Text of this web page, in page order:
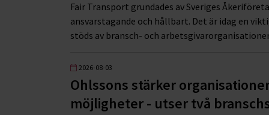
Fair Transport grundades av Sveriges
ansvarstagande och hållbart. Det är idag en
stöds av bransch- och
2026-08-03
Ohlssons stärker
möjligheter - utser två